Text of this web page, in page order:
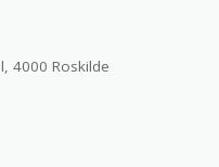
4000 Roskilde